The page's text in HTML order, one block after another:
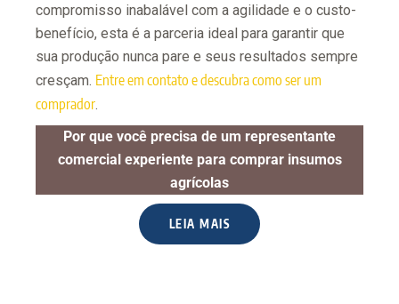
compromisso inabalável com a agilidade e o custo-
benefício, esta é a parceria ideal para garantir que
sua produção nunca pare e seus resultados sempre
cresçam. Entre em contato e descubra como ser um
comprador.
Por que você precisa de um representante
comercial experiente para comprar insumos
agrícolas
LEIA MAIS